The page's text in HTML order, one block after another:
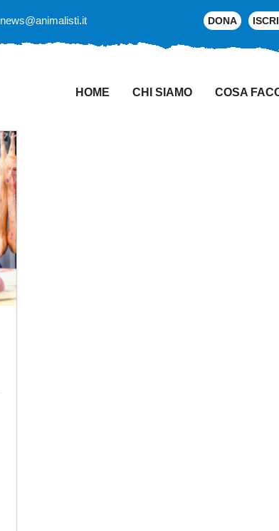
news@animalisti.it DONA
HOME CHI SIAMO COSA